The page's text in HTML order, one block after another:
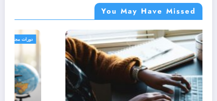
You May Have Missed
دورات مجانية